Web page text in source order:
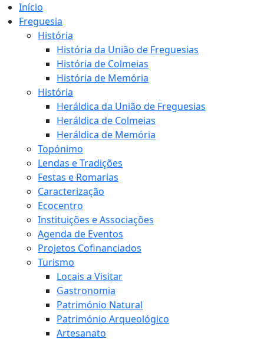
Início
Freguesia
História
História da União de Freguesias
História de Colmeias
História de Memória
História
Heráldica da União de Freguesias
Heráldica de Colmeias
Heráldica de Memória
Topónimo
Lendas e Tradições
Festas e Romarias
Caracterização
Ecocentro
Instituições e Associações
Agenda de Eventos
Projetos Cofinanciados
Turismo
Locais a Visitar
Gastronomia
Património Natural
Património Arqueológico
Artesanato